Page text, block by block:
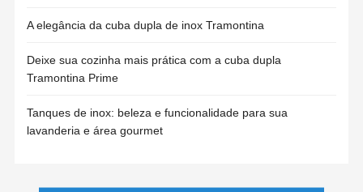
A elegância da cuba dupla de inox Tramontina
Deixe sua cozinha mais prática com a cuba dupla
Tramontina Prime
Tanques de inox: beleza e funcionalidade para sua
lavanderia e área gourmet